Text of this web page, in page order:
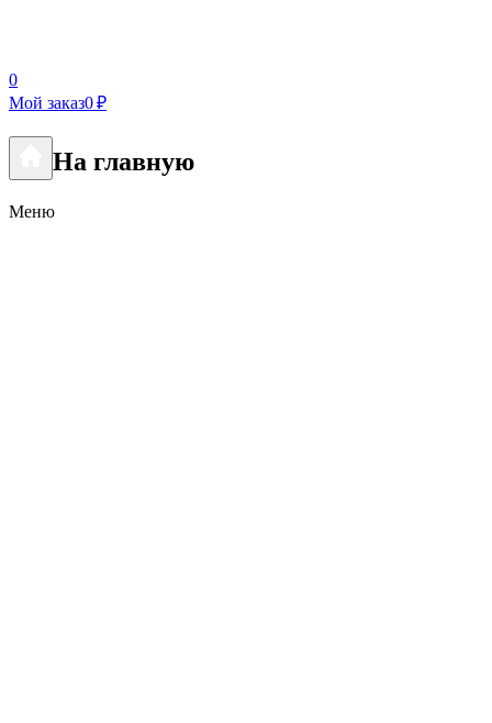
0
Мой заказ0 ₽
На главную
Меню